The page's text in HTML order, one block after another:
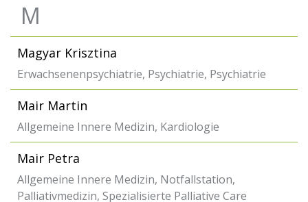
M
Magyar Krisztina
Erwachsenenpsychiatrie, Psychiatrie, Psychiatrie
Mair Martin
Allgemeine Innere Medizin, Kardiologie
Mair Petra
Allgemeine Innere Medizin, Notfallstation,
Palliativmedizin, Spezialisierte Palliative Care